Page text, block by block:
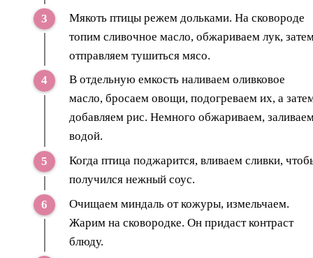
Мякоть птицы режем дольками. На сковороде
топим сливочное масло, обжариваем лук,
отправляем тушиться мясо.
В отдельную емкость наливаем оливковое
масло, бросаем овощи, подогреваем их, а
добавляем рис. Немного обжариваем,
водой.
Когда птица поджарится, вливаем сливки,
получился нежный соус.
Очищаем миндаль от кожуры, измельчаем.
Жарим на сковородке. Он придаст контраст
блюду.